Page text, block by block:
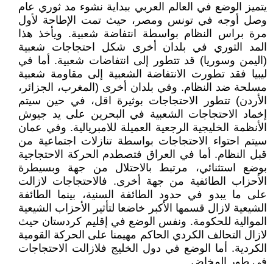
يتميز الوضع في العالم العربي ببداية نشوء مد ثوري عام
وصل أوجه في تونس ومصر، حيث تمت الإطاحة لأول
مرة براس النظام بواسطة انتفاضة شعبية. ويأخذ هذا
المد الثوري في بلدان أخرى شكل احتجاجات شعبية
(اليمن وسوريا) قد تتطور إلى انتفاضات شعبية. أما في
ليبيا فقد تطورت الانتفاضة الشعبية إلى مقاومة شعبية
مسلحة ضد النظام. وفي بلدان أخرى (المغرب، الجزائر،
الأردن) تتطور الاحتجاجات بوثيرة اقل، في حين سيتم
إخماد الاحتجاجات الشعبية في البحرين على يد جيوش
الأنظمة الخليجية الرجعية العميلة للامبريالية. وفي عمان
سيتم احتواء الاحتجاجات بواسطة تنازلات اجتماعية من
قبل النظام. أما في العراق فتصطدم الحركة الاحتجاجية
بوضع استثنائي، مرتبط بالاحتلال من جهة وبسيطرة
الأحزاب الطائفية من جهة أخرى. فالاحتجاجات لازالت
على ما يبدو في حدود الطائفة السنية، بينما الطائفة
الشيعية لازال قسمها الأكبر خاضعا لتأثير الأحزاب الشيعية
الموالية للحكومة. ونفس الوضع في إقليم كردستان حيث
لازال التحالف الكردي الحاكم مهيمنا على الحركة القومية
الكردية. أما الوضع في دول الخليج فلازالت الاحتجاجات